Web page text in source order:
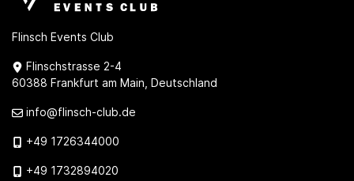
Flinsch Events Club
Flinschstrasse 2-4
60388 Frankfurt am Main, Deutschland
info@flinsch-club.de
+49 1726344000
+49 1732894020